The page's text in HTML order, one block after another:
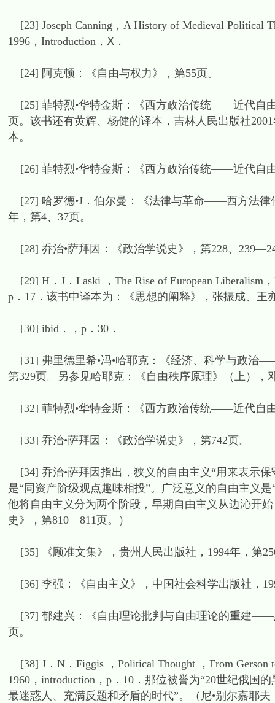
[23] Joseph Canning，A History of Medieval Political
1996，Introduction，Ⅹ．
[24] 阿克顿：《自由与权力》，第55页。
[25] 菲特烈•华特金斯：《西方政治传统——近代自
页。该书还有黄辉、杨健的译本，吉林人民出版社
本。
[26] 菲特烈•华特金斯：《西方政治传统——近代自
[27] 哈罗德•J．伯尔曼：《法律与革命——西方法律
年，第4、37页。
[28] 乔治•萨拜因：《政治学说史》，第228、
[29] H．J．Laski ，The Rise of European Liberalism
p．17．该书中译本为：《思想的阐释》，张振成、王
[30] ibid．，p．30．
[31] 弗里德里希•冯•哈耶克：《经济、科学与政治
第329页。另参见哈耶克：《自由秩序原理》（上），
[32] 菲特烈•华特金斯：《西方政治传统——近代自
[33] 乔治•萨拜因：《政治学说史》，第742页。
[34] 乔治•萨拜因指出，狭义的自由主义“用来表示
是“同资产阶级观点趣味相投”。广泛意义的自由主义
他将自由主义分为两个阶段，早期自由主义从边沁开
史》，第810—811页。）
[35] 《顾准文集》，贵州人民出版社，1994年，第
[36] 李强：《自由主义》，中国社会科学出版社，
[37] 郁建兴：《自由理论批判与自由理论的重建——
页。
[38] J．N．Figgis ，Political Thought ，From Gerson
1960，introduction，p．10．那位被誉为“20世纪俄国
最迷惑人、充满反题和矛盾的时代”。（尼•别尔嘉耶